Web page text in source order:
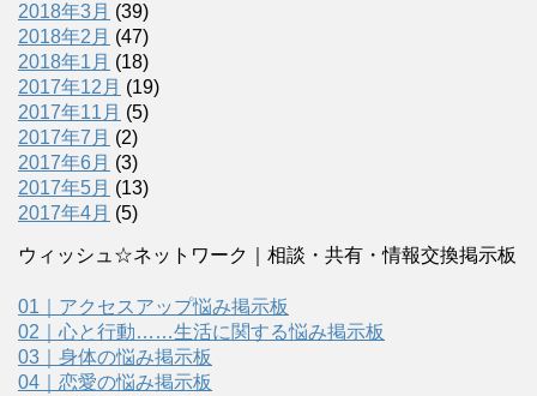
2018年3月 (39)
2018年2月 (47)
2018年1月 (18)
2017年12月 (19)
2017年11月 (5)
2017年7月 (2)
2017年6月 (3)
2017年5月 (13)
2017年4月 (5)
ウィッシュ☆ネットワーク｜相談・共有・情報交換掲示板
01｜アクセスアップ悩み掲示板
02｜心と行動……生活に関する悩み掲示板
03｜身体の悩み掲示板
04｜恋愛の悩み掲示板